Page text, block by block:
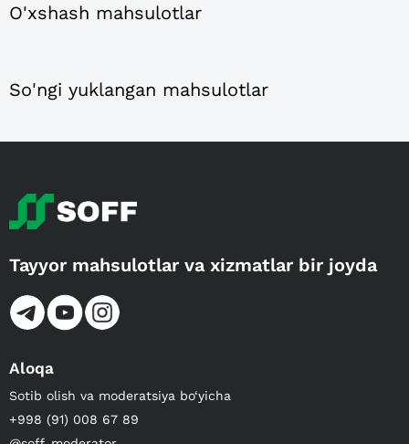
O'xshash mahsulotlar
So'ngi yuklangan mahsulotlar
Tayyor mahsulotlar va xizmatlar bir joyda
Aloqa
Sotib olish va moderatsiya bo‘yicha
+998 (91) 008 67 89